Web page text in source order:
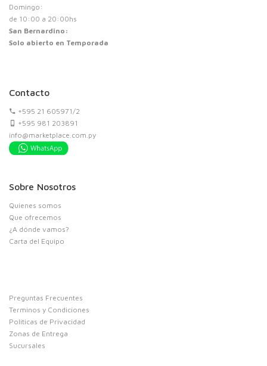
Domingo:
de 10:00 a 20:00hs
San Bernardino:
Solo abierto en Temporada
Contacto
+595 21 605971/2
+595 981 203891
info@marketplace.com.py
Sobre Nosotros
Quienes somos
Que ofrecemos
¿A dónde vamos?
Carta del Equipo
Preguntas Frecuentes
Terminos y Condiciones
Politicas de Privacidad
Zonas de Entrega
Sucursales